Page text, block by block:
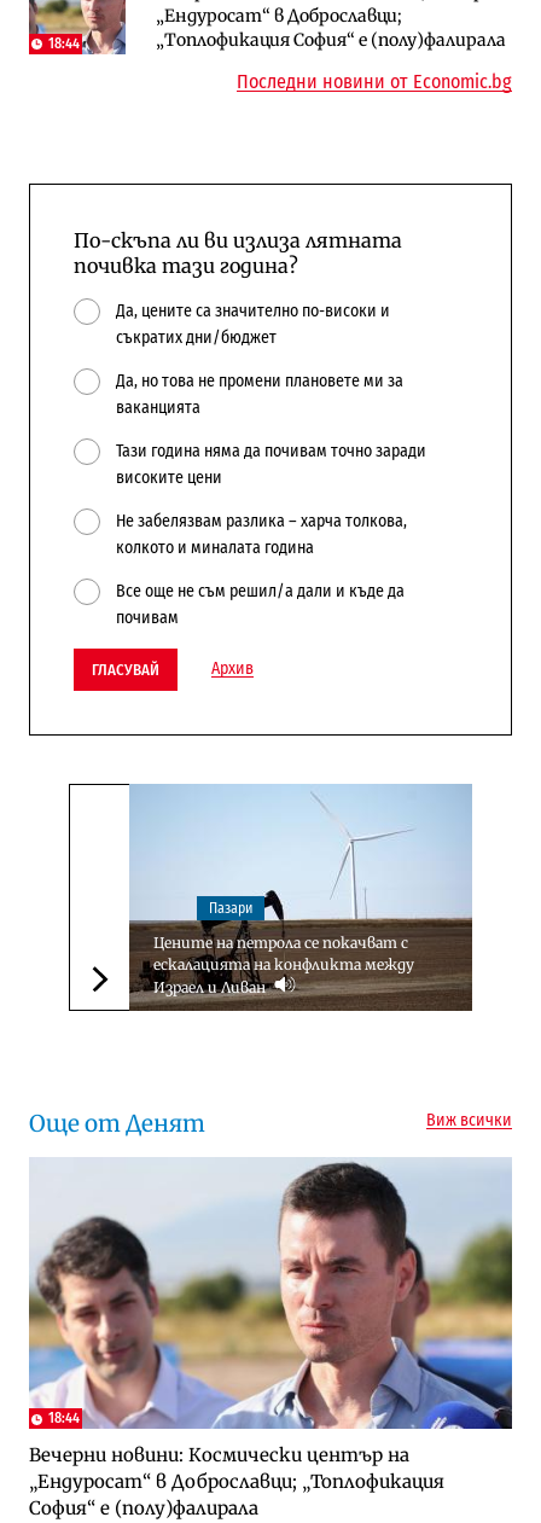
18:44
„Ендуросат“ в Доброславци;
„Топлофикация София“ e (полу)фалирала
бюджетите си
Последни новини от Economic.bg
По-скъпа ли ви излиза лятната
почивка тази година?
Да, цените са значително по-високи и
съкратих дни/бюджет
Да, но това не промени плановете ми за
ваканцията
Тази година няма да почивам точно заради
високите цени
Не забелязвам разлика – харча толкова,
колкото и миналата година
Все още не съм решил/а дали и къде да
почивам
ГЛАСУВАЙ Архив
Следваща новина
Пазари
Цените на петрола се покачват с
ескалацията на конфликта между
Израел и Ливан
Още от Денят Виж всички
18:44
Вечерни новини: Космически център на
„Ендуросат“ в Доброславци; „Топлофикация
София“ e (полу)фалирала